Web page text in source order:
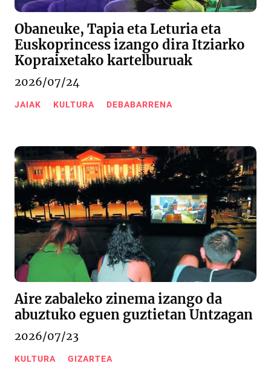
Obaneuke, Tapia eta Leturia eta
Euskoprincess izango dira Itziarko
Kopraixetako kartelburuak
2026/07/24
JAIAK KULTURA DEBABARRENA
Aire zabaleko zinema izango da
abuztuko eguen guztietan Untzagan
2026/07/23
KULTURA GIZARTEA